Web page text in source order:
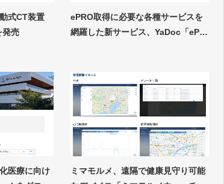
式CT装置
発売
ePRO取得に必要な各種サービスを
網羅した新サービス、YaDoc「eP…
医療に向け
ミマモルメ、遠隔で健康見守り可能